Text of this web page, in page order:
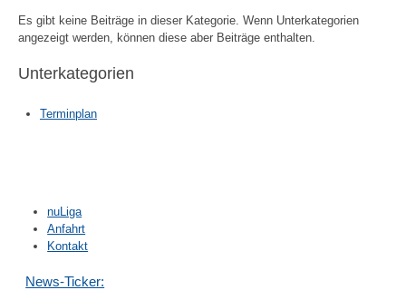
Es gibt keine Beiträge in dieser Kategorie. Wenn Unterkategorien
angezeigt werden, können diese aber Beiträge enthalten.
Unterkategorien
Terminplan
nuLiga
Anfahrt
Kontakt
News-Ticker: